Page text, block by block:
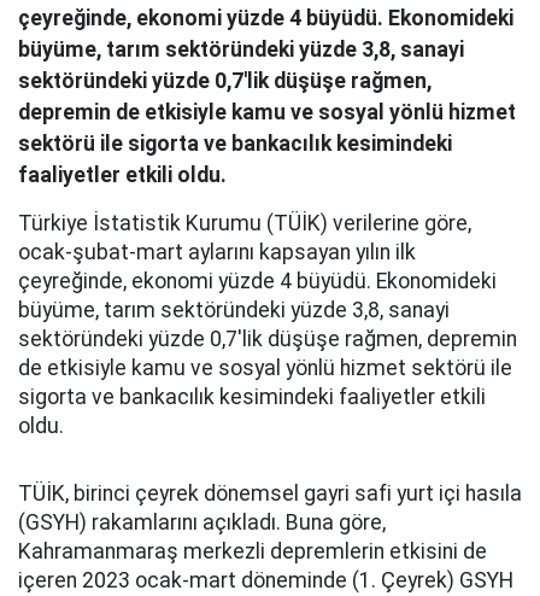
çeyreğinde, ekonomi yüzde 4 büyüdü. Ekonomideki
büyüme, tarım sektöründeki yüzde 3,8, sanayi
sektöründeki yüzde 0,7'lik düşüşe rağmen,
depremin de etkisiyle kamu ve sosyal yönlü hizmet
sektörü ile sigorta ve bankacılık kesimindeki
faaliyetler etkili oldu.
Türkiye İstatistik Kurumu (TÜİK) verilerine göre,
ocak-şubat-mart aylarını kapsayan yılın ilk
çeyreğinde, ekonomi yüzde 4 büyüdü. Ekonomideki
büyüme, tarım sektöründeki yüzde 3,8, sanayi
sektöründeki yüzde 0,7'lik düşüşe rağmen, depremin
de etkisiyle kamu ve sosyal yönlü hizmet sektörü ile
sigorta ve bankacılık kesimindeki faaliyetler etkili
oldu.
TÜİK, birinci çeyrek dönemsel gayri safi yurt içi hasıla
(GSYH) rakamlarını açıkladı. Buna göre,
Kahramanmaraş merkezli depremlerin etkisini de
içeren 2023 ocak-mart döneminde (1. Çeyrek) GSYH